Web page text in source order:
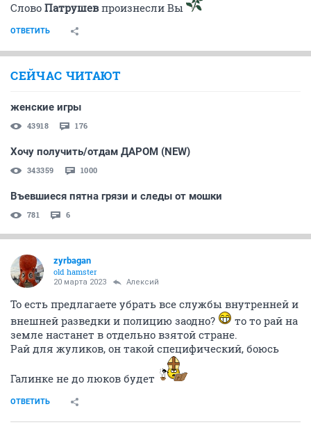
Слово Патрушевпроизнесли Вы
ОТВЕТИТЬ
СЕЙЧАС ЧИТАЮТ
женские игры
43918 176
Хочу получить/отдам ДАРОМ (NEW)
343359 1000
Въевшиеся пятна грязи и следы от мошки
781 6
zyrbagan
old hamster
20 марта 2023 Алексий
То есть предлагаете убрать все службы внутренней и
внешней разведки и полицию заодно?
то то рай на
земле настанет в отдельно взятой стране.
Рай для жуликов, он такой специфический, боюсь
Галинке не до люков будет
ОТВЕТИТЬ